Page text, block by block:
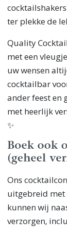
ter plekke de
Quality
met een
uw wensen
cocktailbar
ander feest en
met heerlijk
✨
Boek ook
(geheel
Ons
uitgebreid met
kunnen wij
verzorgen,